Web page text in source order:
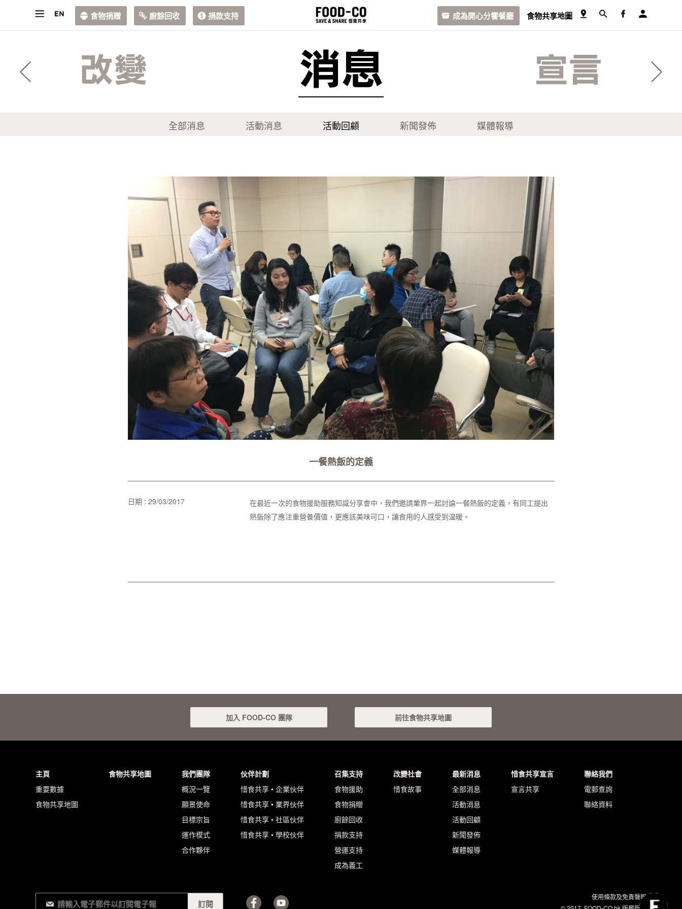
食物捐贈 廚餘回收 捐款支持 成為開心分饗餐廳 食物共享地圖
改變 消息 宣言
全部消息 活動消息 活動回顧 新聞發佈 媒體報導
一餐熱飯的定義
日期 : 29/03/2017
在最近一次的食物援助服務知識分享會中，我們邀請業界一起討論一餐熱飯的定義，有同工提出
熱飯除了應注重營養價值，更應該美味可口，讓食用的人感受到温暖。
加入 FOOD-CO 團隊 前往食物共享地圖
主頁
重要數據
食物共享地圖
食物共享地圖
我們團隊
概況一覽
願景使命
目標宗旨
運作模式
合作夥伴
伙伴計劃
惜食共享 • 企業伙伴
惜食共享 • 業界伙伴
惜食共享 • 社區伙伴
惜食共享 • 學校伙伴
召集支持
食物援助
食物捐贈
廚餘回收
捐款支持
營運支持
成為義工
改變社會
惜食故事
最新消息
全部消息
活動消息
活動回顧
新聞發佈
媒體報導
惜食共享宣言
宣言共享
聯絡我們
電郵查詢
聯絡資料
使用條款及免責聲明